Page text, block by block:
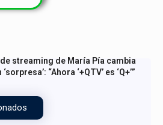
de streaming de María Pía cambia
“Ahora ‘+QTV’ es ‘Q+’”